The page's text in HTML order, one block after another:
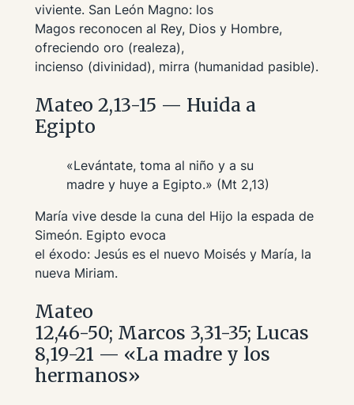
viviente. San León Magno: los
Magos reconocen al Rey, Dios y Hombre,
ofreciendo oro (realeza),
incienso (divinidad), mirra (humanidad pasible).
Mateo 2,13-15 — Huida a
Egipto
«Levántate, toma al niño y a su
madre y huye a Egipto.» (Mt 2,13)
María vive desde la cuna del Hijo la espada de
Simeón. Egipto evoca
el éxodo: Jesús es el nuevo Moisés y María, la
nueva Miriam.
Mateo
12,46-50; Marcos 3,31-35; Lucas
8,19-21 — «La madre y los
hermanos»